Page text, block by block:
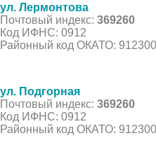
ул. Лермонтова
Почтовый индекс: 369260
Код ИФНС: 0912
Районный код ОКАТО:
ул. Подгорная
Почтовый индекс: 369260
Код ИФНС: 0912
Районный код ОКАТО: